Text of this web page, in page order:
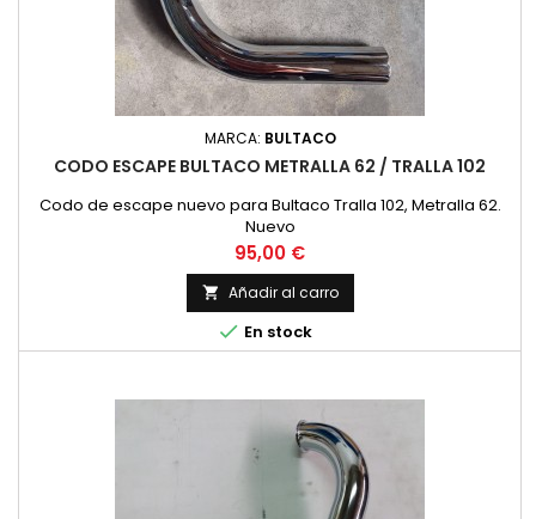
MARCA: BULTACO
CODO ESCAPE BULTACO METRALLA 62 / TRALLA 102
Codo de escape nuevo para Bultaco Tralla 102, Metralla 62.
Nuevo
Precio
95,00 €
 Añadir al carro
 En stock